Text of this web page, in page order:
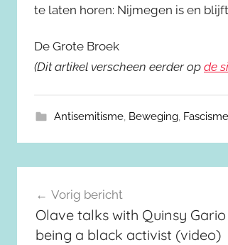
te laten horen: Nijmegen is en
De Grote Broek
(Dit artikel verscheen eerder op de
Antisemitisme, Beweging, Fascisme
Berichtnavigatie
Vorig bericht
Olave talks with Quinsy
being a black activist (video)